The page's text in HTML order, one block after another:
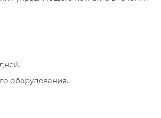
оборудования.